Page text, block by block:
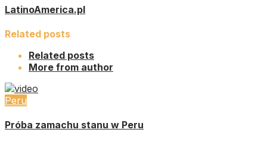
LatinoAmerica.pl
Related posts
Related posts
More from author
Peru
Próba zamachu stanu w Peru